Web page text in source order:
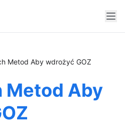
Metod Aby wdrożyć GOZ
Metod Aby